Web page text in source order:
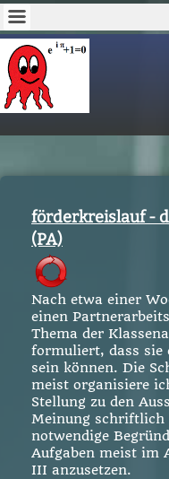
förderkreislauf -
(PA)
Nach etwa einer
einen
Thema der
formuliert, dass sie
sein können. Die
meist organisiere
Stellung zu den
Meinung schriftlich
notwendige
Aufgaben meist im
III anzusetzen.